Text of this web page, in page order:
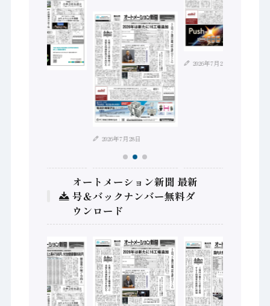
2026年7月28日
2026年7月21日
オートメーション新聞 最新
号＆バックナンバー無料ダ
ウンロード